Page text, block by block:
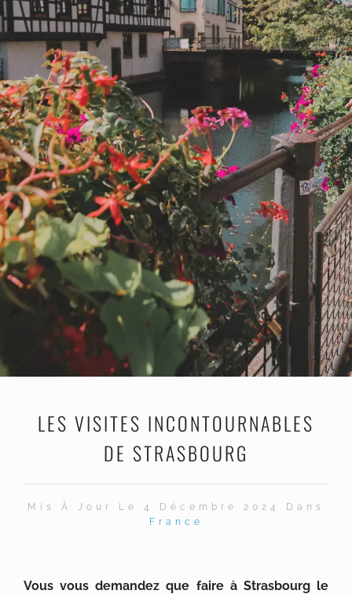
LES VISITES INCONTOURNABLES
DE STRASBOURG
Mis À Jour Le 4 Décembre 2024 Dans
France
Vous vous demandez que faire à Strasbourg le